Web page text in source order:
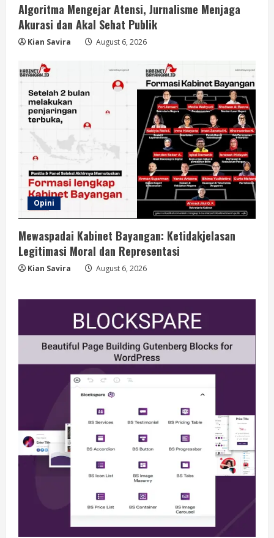
Algoritma Mengejar Atensi, Jurnalisme Menjaga
Akurasi dan Akal Sehat Publik
Kian Savira August 6, 2026
Opini
Mewaspadai Kabinet Bayangan: Ketidakjelasan
Legitimasi Moral dan Representasi
Kian Savira August 6, 2026
Berita
BMP Kecam Aksi KNPB, Serukan
Persatuan Demi Papua yang Kondusif
August 6, 2026